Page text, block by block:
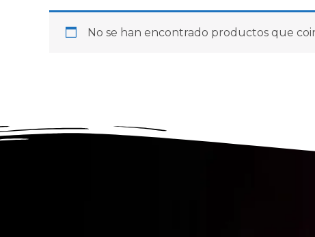
No se han encontrado productos que